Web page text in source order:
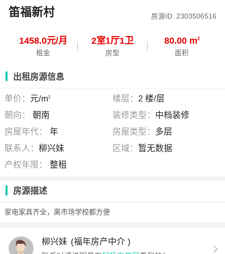
笛福新村 房源ID: 2303506516
1458.0元/月
租金
2室1厅1卫
房型
80.00 m2
面积
出租房源信息
单价： 元/m2 楼层： 2 楼/层
朝向：
朝南 装修类型： 中档装修
房屋年代：
年 房屋类型： 多层
联系人：柳兴妹 区域： 暂无数据
产权年限：
整租
房源描述
家电家具齐全，离市场学校都方便
柳兴妹 (福年房产中介 )